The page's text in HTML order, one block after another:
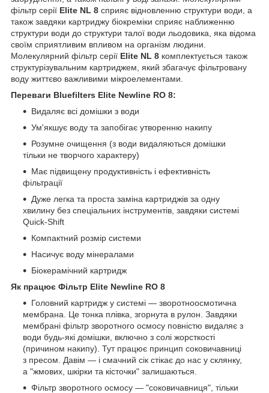
фільтр серії Elite NL 8 сприяє відновленню структури води, а
також завдяки картриджу біокреміки сприяє наближенню
структури води до структури талої води льодовика, яка відома
своїм сприятливим впливом на організм людини.
Молекулярний фільтр серії Elite NL 8 комплектується також
структурізувальним картриджем, який збагачує фільтровану
воду життєво важливими мікроелементами.
Переваги Bluefilters Elite Newline RO 8:
Видаляє всі домішки з води
Ум'якшує воду та запобігає утворенню накипу
Розумне очищення (з води видаляються домішки
тільки не творчого характеру)
Має підвищену продуктивність і ефективність
фільтрації
Дуже легка та проста заміна картриджів за одну
хвилину без спеціальних інструментів, завдяки системі
Quick-Shift
Компактний розмір системи
Насичує воду мінералами
Біокерамічний картридж
Як працює Фільтр Elite Newline RO 8
Головний картридж у системі — зворотноосмотична
мембрана. Це тонка плівка, згорнута в рулон. Завдяки
мембрані фільтр зворотного осмосу повністю видаляє з
води будь-які домішки, включно з солі жорсткості
(причином накипу). Тут працює принцип соковичавниці
з пресом. Давім — і смачний сік стікає до нас у склянку,
а "жмових, шкірки та кісточки" залишаються.
Фільтр зворотного осмосу — "соковичавниця", тільки